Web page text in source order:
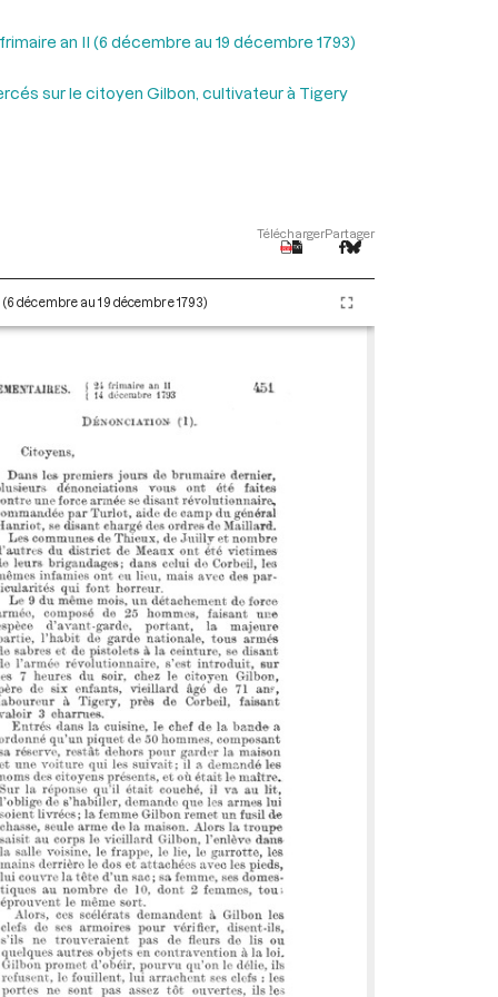
an II (6 décembre au 19 décembre 1793)
sur le citoyen Gilbon, cultivateur à Tigery
TéléchargerPartager
décembre au 19 décembre 1793)